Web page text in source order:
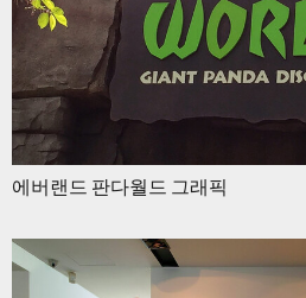
에버랜드 판다월드 그래픽